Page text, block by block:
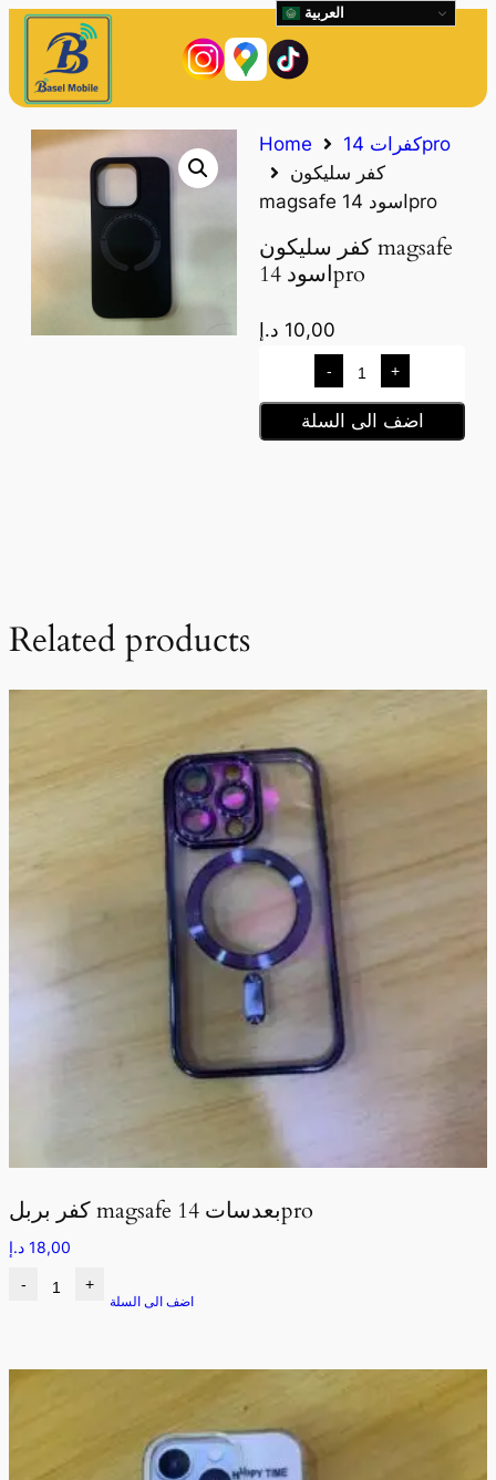
Home
كفرات 14pro
كفر سليكون
magsafe اسود 14pro
كفر سليكون magsafe
اسود 14pro
10,00 د.إ
- +
اضف الى السلة
Related products
كفر بربل magsafe بعدسات 14pro
18,00 د.إ
- +
اضف الى السلة
العربية